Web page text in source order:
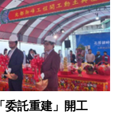
委託重建」開工